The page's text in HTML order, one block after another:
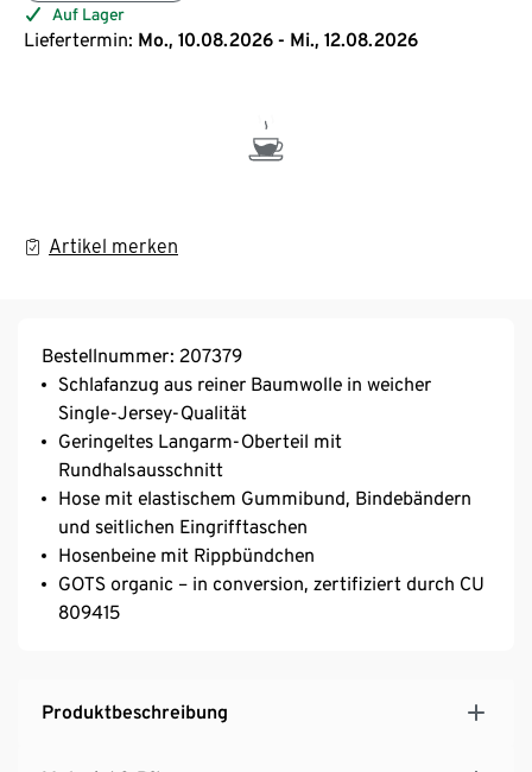
Auf Lager
Liefertermin: Mo., 10.08.2026 - Mi., 12.08.2026
Artikel merken
Bestellnummer: 207379
Schlafanzug aus reiner Baumwolle in weicher
Single-Jersey-Qualität
Geringeltes Langarm-Oberteil mit
Rundhalsausschnitt
Hose mit elastischem Gummibund, Bindebändern
und seitlichen Eingrifftaschen
Hosenbeine mit Rippbündchen
GOTS organic – in conversion, zertifiziert durch CU
809415
Produktbeschreibung